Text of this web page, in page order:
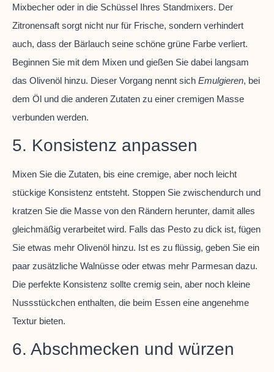
Mixbecher oder in die Schüssel Ihres Standmixers. Der
Zitronensaft sorgt nicht nur für Frische, sondern verhindert
auch, dass der Bärlauch seine schöne grüne Farbe verliert.
Beginnen Sie mit dem Mixen und gießen Sie dabei langsam
das Olivenöl hinzu. Dieser Vorgang nennt sich Emulgieren, bei
dem Öl und die anderen Zutaten zu einer cremigen Masse
verbunden werden.
5. Konsistenz anpassen
Mixen Sie die Zutaten, bis eine cremige, aber noch leicht
stückige Konsistenz entsteht. Stoppen Sie zwischendurch und
kratzen Sie die Masse von den Rändern herunter, damit alles
gleichmäßig verarbeitet wird. Falls das Pesto zu dick ist, fügen
Sie etwas mehr Olivenöl hinzu. Ist es zu flüssig, geben Sie ein
paar zusätzliche Walnüsse oder etwas mehr Parmesan dazu.
Die perfekte Konsistenz sollte cremig sein, aber noch kleine
Nussstückchen enthalten, die beim Essen eine angenehme
Textur bieten.
6. Abschmecken und würzen